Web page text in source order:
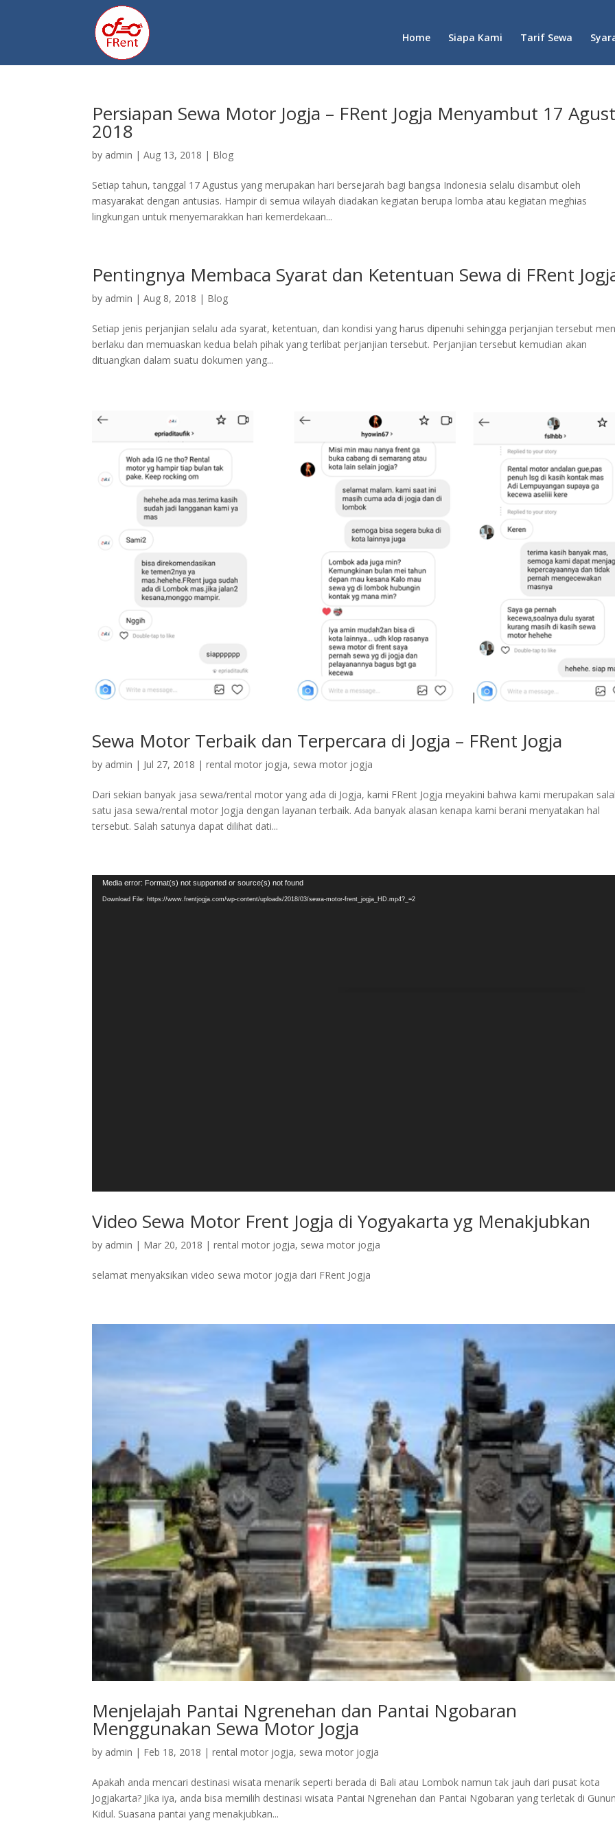
Home Siapa Kami Tarif Sewa
Persiapan Sewa Motor Jogja – FRent Jogja Menyambut 17
2018
by admin |Aug 13, 2018 | Blog
Setiap tahun, tanggal 17 Agustus yang merupakan hari bersejarah bagi bangsa Indonesia selalu disambut oleh
masyarakat dengan antusias. Hampir di semua wilayah diadakan kegiatan berupa lomba atau kegiatan meghias
lingkungan untuk menyemarakkan hari kemerdekaan...
Pentingnya Membaca Syarat dan Ketentuan Sewa di FRent
by admin |Aug 8, 2018 | Blog
Setiap jenis perjanjian selalu ada syarat, ketentuan, dan kondisi yang harus dipenuhi sehingga perjanjian tersebut
berlaku dan memuaskan kedua belah pihak yang terlibat perjanjian tersebut. Perjanjian tersebut kemudian akan
dituangkan dalam suatu dokumen yang...
Sewa Motor Terbaik dan Terpercara di Jogja – FRent Jogja
by admin | Jul 27, 2018 |rental motor jogja, sewa motor jogja
Dari sekian banyak jasa sewa/rental motor yang ada di Jogja, kami FRent Jogja meyakini bahwa kami merupakan
satu jasa sewa/rental motor Jogja dengan layanan terbaik. Ada banyak alasan kenapa kami berani menyatakan hal
tersebut. Salah satunya dapat dilihat dati...
Video
Player
Media error: Format(s) not supported or source(s) not found
Download File: https://www.frentjogja.com/wp-content/uploads/2018/03/sewa-motor-frent_jogja_HD.mp4?_=2
Video Sewa Motor Frent Jogja di Yogyakarta yg Menakjubkan
by admin | Mar 20, 2018 |rental motor jogja, sewa motor jogja
selamat menyaksikan video sewa motor jogja dari FRent Jogja
Menjelajah Pantai Ngrenehan dan Pantai Ngobaran
Menggunakan Sewa Motor Jogja
by admin | Feb 18, 2018 |rental motor jogja, sewa motor jogja
Apakah anda mencari destinasi wisata menarik seperti berada di Bali atau Lombok namun tak jauh dari pusat kota
Jogjakarta? Jika iya, anda bisa memilih destinasi wisata Pantai Ngrenehan dan Pantai Ngobaran yang terletak di
Kidul. Suasana pantai yang menakjubkan...